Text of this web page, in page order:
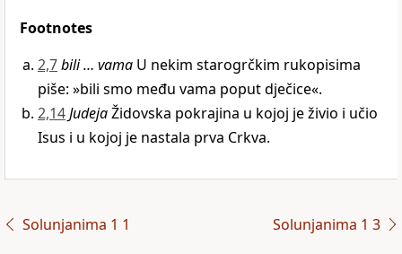
Footnotes
2,7bili … vama U nekim starogrčkim rukopisima
piše: »bili smo među vama poput dječice«.
2,14JudejaŽidovska pokrajina u kojoj je živio i učio
Isus i u kojoj je nastala prva Crkva.
Solunjanima 1 1 Solunjanima 1 3